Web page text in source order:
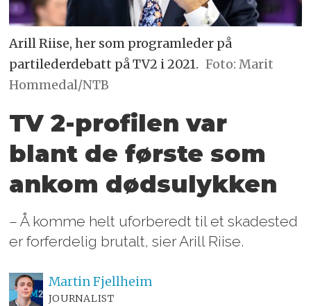
Arill Riise, her som programleder på
partilederdebatt på TV2 i 2021. Foto: Marit
Hommedal/NTB
TV 2-profilen var
blant de første som
ankom dødsulykken
– Å komme helt uforberedt til et skadested
er forferdelig brutalt, sier Arill Riise.
MartinFjellheim
JOURNALIST